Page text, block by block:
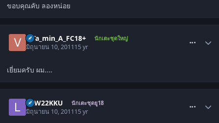
ขอบคุณคับ ลองหน่อย
viTa_min_A_FC18+ นักเตะชุดใหญ่
มิถุนายน 10, 201115 yr
เยี่ยมครับ ผม....
LAW22KKU นักเตะชุดยู18
มิถุนายน 10, 201115 yr